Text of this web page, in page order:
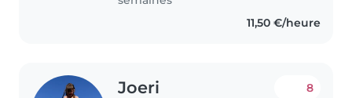
11,50 €/heure
Joeri 8